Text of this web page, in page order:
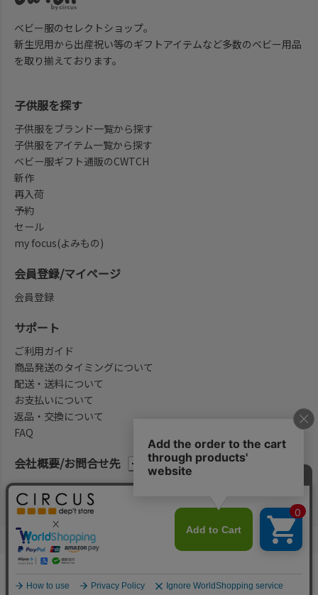
ベビー服のセレクトショップ。
新生児用から出産祝い等のギフトアイテムなど多数のベビー用品
を取り揃えております。
会社概要/お問合せ先
子供服を探す
子供服をブランド一覧から探す
子供服をアイテム一覧から探す
ベビー服ギフト通販のCWTCH
新作
再入荷
予約
セール
my focus(よみもの)
会員登録/マイページ
会員登録
サポート
ご利用ガイド
商品発送のタイミングについて
配送・送料について
お支払いについて
返品・交換について
FAQ
法律に基づく表示 プライバシーポリシー
©2004-2026 子供服・キッズ服の通販Circus All Rights reserved.
何かお探しですか？